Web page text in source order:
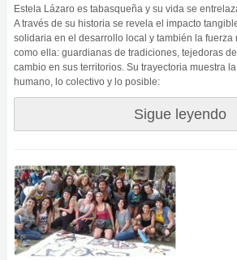
Estela Lázaro es tabasqueña y su vida se
A través de su historia se revela el impacto
solidaria en el desarrollo local y también la fuerza
como ella: guardianas de tradiciones, tejedoras
cambio en sus territorios. Su trayectoria muestra
humano, lo colectivo y lo posible:
Sigue leyendo